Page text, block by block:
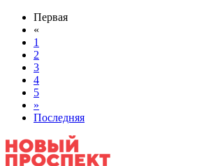
Первая
«
1
2
3
4
5
»
Последняя